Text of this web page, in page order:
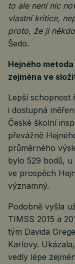
to ale není nic
vlastní kritice,
proto, že ji
Šedo.
Hejného
zejména ve
Lepší schopnost
i dostupná
České školní
převážně
průměrného
bylo 529 bodů,
ve prospěch
významný.
Podobně vyšla
TIMSS 2015 a
tým Davida
Karlovy.
vedly lépe